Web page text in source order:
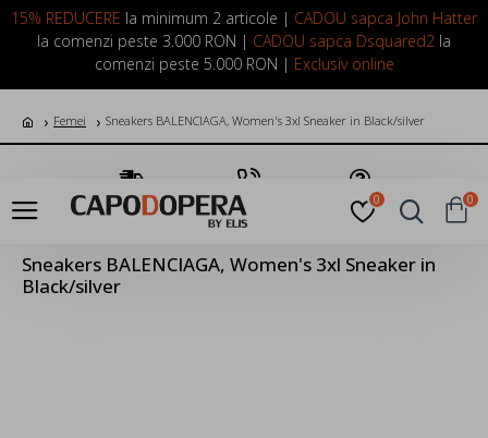
15% REDUCERE la minimum 2 articole | CADOU sapca John Hatter
la comenzi peste 3.000 RON | CADOU sapca Dsquared2 la
comenzi peste 5.000 RON | Exclusiv online
LOGIN INREGISTRARE
0 0
Femei Sneakers BALENCIAGA, Women's 3xl Sneaker in Black/silver
Transport Gratuit Suna Acum Pune o Intrebare
Sneakers BALENCIAGA, Women's 3xl Sneaker in
Black/silver